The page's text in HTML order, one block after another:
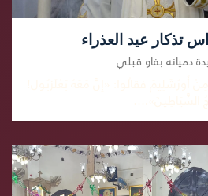
عيد العذراء
دميانه بفاو قبلي